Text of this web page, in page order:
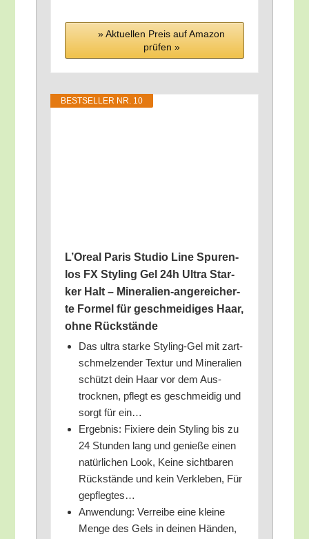
» Aktu­el­len Preis auf Ama­zon
prü­fen »
BEST­SEL­LER NR. 10
L’O­re­al Paris Stu­dio Line Spu­ren­
los FX Sty­ling Gel 24h Ultra Star­
ker Halt – Mine­ra­li­en-ange­rei­cher­
te For­mel für geschmei­di­ges Haar,
ohne Rückstände
Das ultra star­ke Sty­ling-Gel mit zart-
schmel­zen­der Tex­tur und Mine­ra­li­en
schützt dein Haar vor dem Aus­
trock­nen, pflegt es geschmei­dig und
sorgt für ein…
Ergeb­nis: Fixie­re dein Sty­ling bis zu
24 Stun­den lang und genie­ße einen
natür­li­chen Look, Kei­ne sicht­ba­ren
Rück­stän­de und kein Ver­kle­ben, Für
gepflegtes…
Anwen­dung: Ver­rei­be eine klei­ne
Men­ge des Gels in dei­nen Hän­den,